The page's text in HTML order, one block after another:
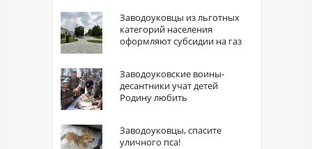
Заводоуковцы из льготных
категорий населения
оформляют субсидии на газ
Заводоуковские воины-
десантники учат детей
Родину любить
Заводоуковцы, спасите
уличного пса!